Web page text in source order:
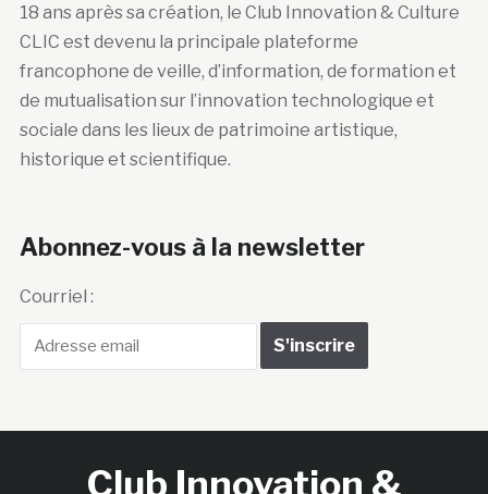
18 ans après sa création, le Club Innovation & Culture
CLIC est devenu la principale plateforme
francophone de veille, d’information, de formation et
de mutualisation sur l’innovation technologique et
sociale dans les lieux de patrimoine artistique,
historique et scientifique.
Abonnez-vous à la newsletter
Courriel :
Club Innovation &